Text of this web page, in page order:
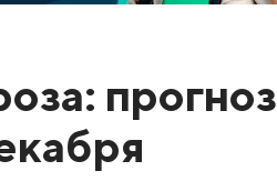
прогноз